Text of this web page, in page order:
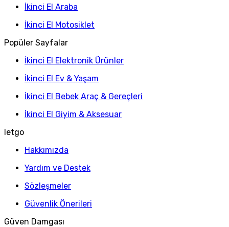
İkinci El Araba
İkinci El Motosiklet
Popüler Sayfalar
İkinci El Elektronik Ürünler
İkinci El Ev & Yaşam
İkinci El Bebek Araç & Gereçleri
İkinci El Giyim & Aksesuar
letgo
Hakkımızda
Yardım ve Destek
Sözleşmeler
Güvenlik Önerileri
Güven Damgası